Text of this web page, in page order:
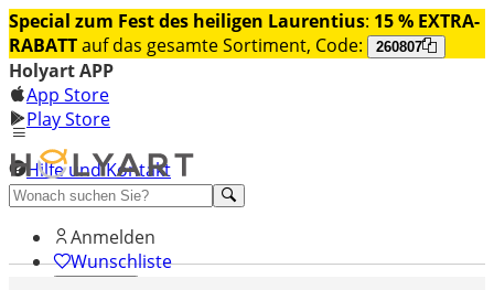
Special zum Fest des heiligen Laurentius: 15 % EXTRA-
RABATTauf das gesamte Sortiment, Code: 260807
Holyart APP
App Store
Play Store
Hilfe und Kontakt
Entdecken Sie Premium
Anmelden
Wunschliste